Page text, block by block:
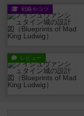
戦略やコツ
レビュー